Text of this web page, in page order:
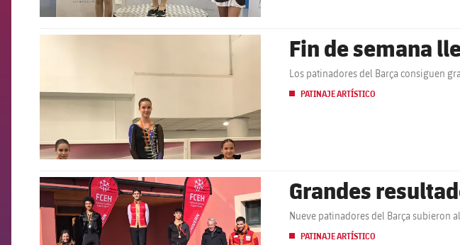
Fin de semana
Los patinadores del Barça consiguen
PATINAJE ARTÍSTICO
FCB Barcelona badge Grandes
Nueve patinadores del Barça subieron
PATINAJE ARTÍSTICO